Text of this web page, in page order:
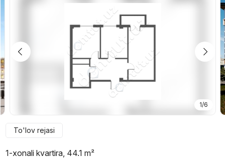
1/6
To'lov rejasi
1-xonali kvartira, 44.1 m²